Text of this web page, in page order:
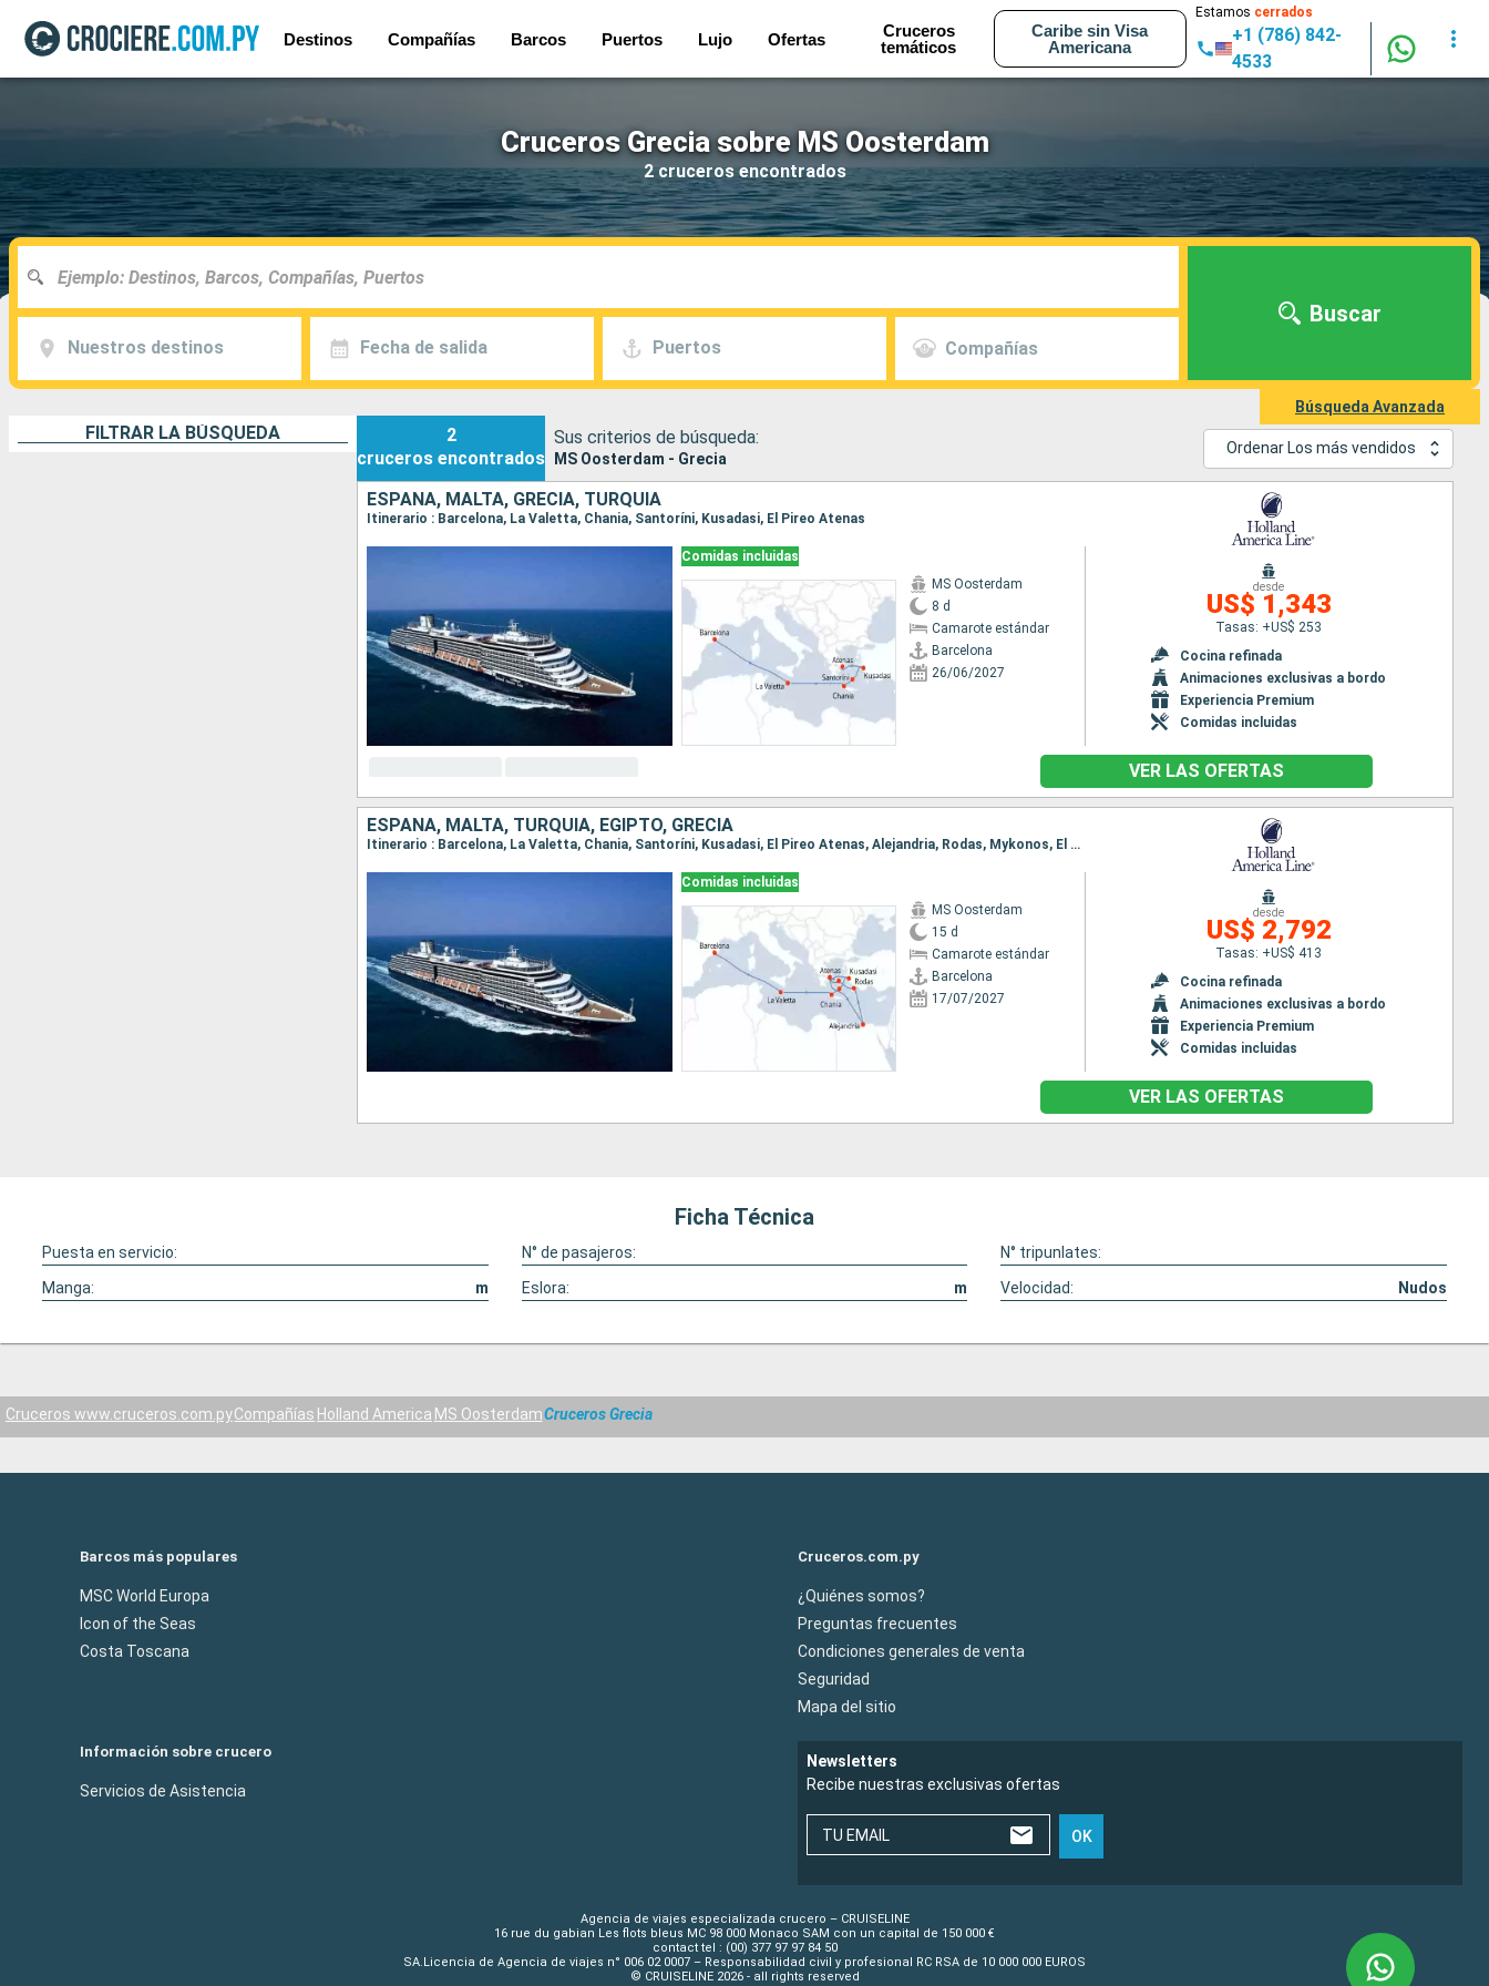
Destinos Compañías Barcos Puertos Lujo Ofertas
Cruceros
temáticos
Caribe sin Visa
Americana
Estamos cerrados
+1 (786) 842-
4533
Cruceros Grecia sobre MS Oosterdam
2 cruceros encontrados
Nuestros destinos Fecha de salida Puertos Compañías
Buscar
Búsqueda Avanzada
FILTRAR LA BÚSQUEDA
2
cruceros encontrados
Sus criterios de búsqueda:
MS Oosterdam - Grecia
Ordenar Los más vendidos
ESPAÑA, MALTA, GRECIA, TURQUÍA
Itinerario : Barcelona, La Valetta, Chania, Santoríni, Kusadasi, El Pireo Atenas
Comidas incluidas
MS Oosterdam
8 d
Camarote estándar
Barcelona
26/06/2027
desde
US$ 1,343
Tasas: +US$ 253
Cocina refinada
Animaciones exclusivas a bordo
Experiencia Premium
Comidas incluidas
VER LAS OFERTAS
ESPAÑA, MALTA, TURQUÍA, EGIPTO, GRECIA
Itinerario : Barcelona, La Valetta, Chania, Santoríni, Kusadasi, El Pireo Atenas, Alejandria, Rodas, Mykonos, El Pireo Atenas
Comidas incluidas
MS Oosterdam
15 d
Camarote estándar
Barcelona
17/07/2027
desde
US$ 2,792
Tasas: +US$ 413
Cocina refinada
Animaciones exclusivas a bordo
Experiencia Premium
Comidas incluidas
VER LAS OFERTAS
Ficha Técnica
Puesta en servicio: N° de pasajeros:
N° tripunlates:
Manga:
m Eslora: m Velocidad: Nudos
Cruceros www.cruceros.com.pyCompañías Holland America MS OosterdamCruceros Grecia
Barcos más populares
MSC World Europa
Icon of the Seas
Costa Toscana
Cruceros.com.py
¿Quiénes somos?
Preguntas frecuentes
Condiciones generales de venta
Seguridad
Mapa del sitio
Información sobre crucero
Servicios de Asistencia
Newsletters
Recibe nuestras exclusivas ofertas
TU EMAIL OK
Agencia de viajes especializada crucero – CRUISELINE
16 rue du gabian Les flots bleus MC 98 000 Monaco SAM con un capital de 150 000 €
contact tel : (00) 377 97 97 84 50
SA.Licencia de Agencia de viajes n° 006 02 0007 – Responsabilidad civil y profesional RC RSA de 10 000 000 EUROS
© CRUISELINE 2026 - all rights reserved